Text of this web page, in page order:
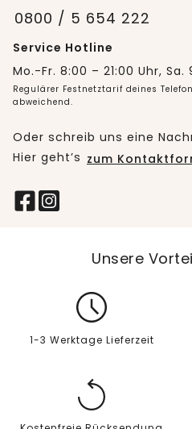
0800 / 5 654 222
Service Hotline
Mo.-Fr. 8:00 – 21:00 Uhr, Sa.
Regulärer Festnetztarif deines
abweichend.
Oder schreib uns eine
Hier geht’s zum
Unsere
1-3 Werktage Lieferzeit